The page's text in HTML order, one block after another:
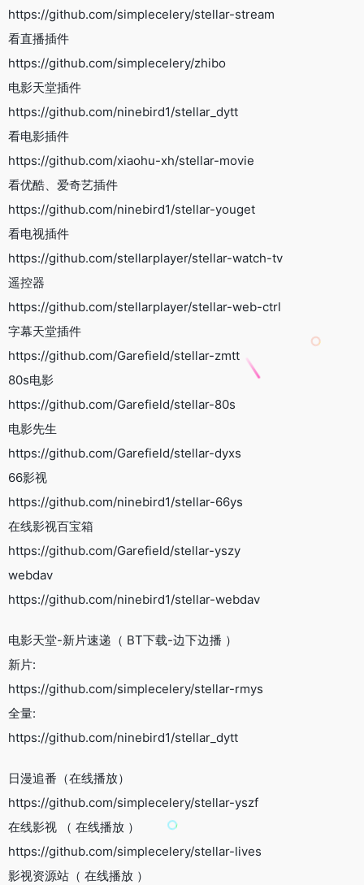
https://github.com/simplecelery/stellar-stream
看直播插件
https://github.com/simplecelery/zhibo
电影天堂插件
https://github.com/ninebird1/stellar_dytt
看电影插件
https://github.com/xiaohu-xh/stellar-movie
看优酷、爱奇艺插件
https://github.com/ninebird1/stellar-youget
看电视插件
https://github.com/stellarplayer/stellar-watch-tv
遥控器
https://github.com/stellarplayer/stellar-web-ctrl
字幕天堂插件
https://github.com/Garefield/stellar-zmtt
80s电影
https://github.com/Garefield/stellar-80s
电影先生
https://github.com/Garefield/stellar-dyxs
66影视
https://github.com/ninebird1/stellar-66ys
在线影视百宝箱
https://github.com/Garefield/stellar-yszy
webdav
https://github.com/ninebird1/stellar-webdav
电影天堂-新片速递（ BT下载-边下边播 ）
新片:
https://github.com/simplecelery/stellar-rmys
全量:
https://github.com/ninebird1/stellar_dytt
日漫追番（在线播放）
https://github.com/simplecelery/stellar-yszf
在线影视 （ 在线播放 ）
https://github.com/simplecelery/stellar-lives
影视资源站（ 在线播放 ）